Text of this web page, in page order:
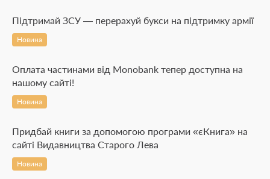
Підтримай ЗСУ — перерахуй букси на підтримку армії
Новина
Оплата частинами від Monobank тепер доступна на
нашому сайті!
Новина
Придбай книги за допомогою програми «єКнига» на
сайті Видавництва Старого Лева
Новина